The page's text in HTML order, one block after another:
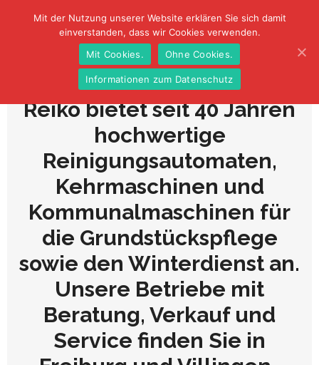
Reiko bietet seit 40 Jahren
hochwertige
Reinigungsautomaten,
Kehrmaschinen und
Kommunalmaschinen für
die Grundstückspflege
sowie den Winterdienst an.
Unsere Betriebe mit
Beratung, Verkauf und
Service finden Sie in
Mit der Nutzung unserer Website erklären Sie sich damit
einverstanden, dass wir Cookies verwenden.
Mit Cookies.
Ohne Cookies.
Informationen zum Datenschutz